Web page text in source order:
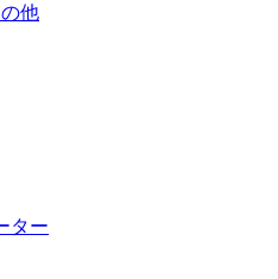
他
ター